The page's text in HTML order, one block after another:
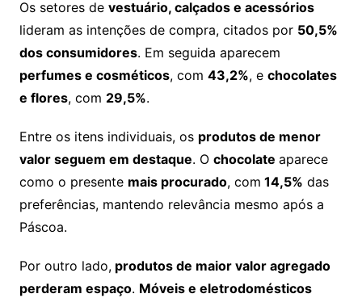
Os setores de vestuário, calçados e acessórios
lideram as intenções de compra, citados por 50,5%
dos consumidores. Em seguida aparecem
perfumes e cosméticos, com 43,2%, e chocolates
e flores, com 29,5%.
Entre os itens individuais, os produtos de menor
valor seguem em destaque. O chocolate aparece
como o presente mais procurado, com 14,5% das
preferências, mantendo relevância mesmo após a
Páscoa.
Por outro lado,produtos de maior valor agregado
perderam espaço. Móveis e eletrodomésticos